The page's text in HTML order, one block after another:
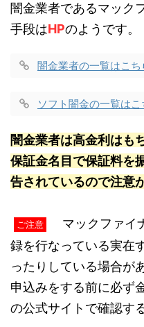
闇金業者であるマック
手段はHPのようです。
闇金業者の一覧はこち
ソフト闇金の一覧はこ
闇金業者は高金利はも
保証金名目で保証料を
告されているので注意
ご注意
マックファイ
録を行なっている実在
ったりしている場合が
申込みをする前に必ず
の公式サイトで確認す